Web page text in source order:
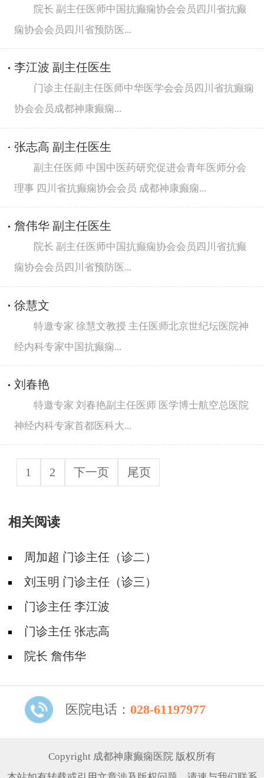
院长 副主任医师中国抗癫痫协会会员四川省抗癫
痫协会会员四川省预防医...
李江波 副主任医生
门诊主任副主任医师中华医学会会员四川省抗癫痫
协会会员成都神康癫痫...
张志高 副主任医生
副主任医师 中国中医药研究促进会青年医师分会
理事 四川省抗癫痫协会会员 成都神康癫痫...
詹伟华 副主任医生
院长 副主任医师中国抗癫痫协会会员四川省抗癫
痫协会会员四川省预防医...
徐慧文
特邀专家 徐慧文教授 主任医师北京世纪坛医院神
经内科专家中国抗癫痫...
刘春艳
特邀专家 刘春艳副主任医师 医学博士航空总医院
神经内科专家首都医科大...
1 2 下一页 尾页
相关阅读
周加超 门诊主任（诊二）
刘玉明 门诊主任（诊三）
门诊主任 李江波
门诊主任 张志高
院长 詹伟华
医院电话： 028-61197977
Copyright 成都神康癫痫医院 版权所有